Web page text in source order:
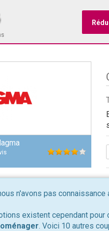
n'avons pas
existent cependant
. Voici 10 autres